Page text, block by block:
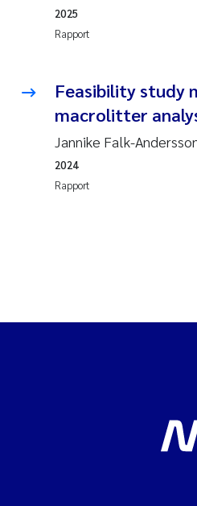
Rapport
2025
Feasibility study
macrolitter
Jannike Falk-
Rapport
2024